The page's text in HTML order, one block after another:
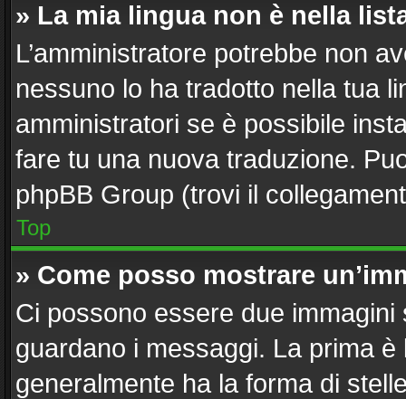
» La mia lingua non è nella
L’amministratore potrebbe non
nessuno lo ha tradotto nella tua
amministratori se è possibile
fare tu una nuova traduzione.
phpBB Group (trovi il
Top
» Come posso mostrare
Ci possono essere due
guardano i messaggi. La prima
generalmente ha la forma di